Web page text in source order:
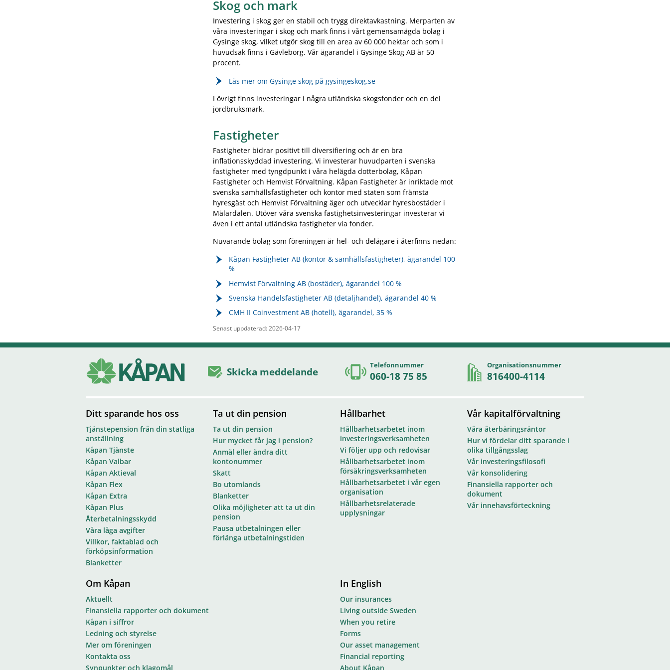
Skog och mark
Investering i skog ger en stabil och trygg direktavkastning. Merparten av
våra investeringar i skog och mark finns i vårt gemensamägda bolag i
Gysinge skog, vilket utgör skog till en area av 60 000 hektar och som i
huvudsak finns i Gävleborg. Vår ägarandel i Gysinge Skog AB är 50
procent.
Läs mer om Gysinge skog på gysingeskog.se
I övrigt finns investeringar i några utländska skogsfonder och en del
jordbruksmark.
Fastigheter
Fastigheter bidrar positivt till diversifiering och är en bra
inflationsskyddad investering. Vi investerar huvudparten i svenska
fastigheter med tyngdpunkt i våra helägda dotterbolag, Kåpan
Fastigheter och Hemvist Förvaltning. Kåpan Fastigheter är inriktade mot
svenska samhällsfastigheter och kontor med staten som främsta
hyresgäst och Hemvist Förvaltning äger och utvecklar hyresbostäder i
Mälardalen. Utöver våra svenska fastighetsinvesteringar investerar vi
även i ett antal utländska fastigheter via fonder.
Nuvarande bolag som föreningen är hel- och delägare i återfinns nedan:
Kåpan Fastigheter AB (kontor & samhällsfastigheter), ägarandel 100
%
Hemvist Förvaltning AB (bostäder), ägarandel 100 %
Svenska Handelsfastigheter AB (detaljhandel), ägarandel 40 %
CMH II Coinvestment AB (hotell), ägarandel, 35 %
Senast uppdaterad: 2026-04-17
Skicka meddelande Telefonnummer
060-18 75 85
Organisationsnummer
816400-4114
Ditt sparande hos oss
Tjänstepension från din statliga
anställning
Kåpan Tjänste
Kåpan Valbar
Kåpan Aktieval
Kåpan Flex
Kåpan Extra
Kåpan Plus
Återbetalningsskydd
Våra låga avgifter
Villkor, faktablad och
förköpsinformation
Blanketter
Ta ut din pension
Ta ut din pension
Hur mycket får jag i pension?
Anmäl eller ändra ditt
kontonummer
Skatt
Bo utomlands
Blanketter
Olika möjligheter att ta ut din
pension
Pausa utbetalningen eller
förlänga utbetalningstiden
Hållbarhet
Hållbarhetsarbetet inom
investeringsverksamheten
Vi följer upp och redovisar
Hållbarhetsarbetet inom
försäkringsverksamheten
Hållbarhetsarbetet i vår egen
organisation
Hållbarhetsrelaterade
upplysningar
Vår kapitalförvaltning
Våra återbäringsräntor
Hur vi fördelar ditt sparande i
olika tillgångsslag
Vår investeringsfilosofi
Vår konsolidering
Finansiella rapporter och
dokument
Vår innehavsförteckning
Om Kåpan
Aktuellt
Finansiella rapporter och dokument
Kåpan i siffror
Ledning och styrelse
Mer om föreningen
Kontakta oss
Synpunkter och klagomål
In English
Our insurances
Living outside Sweden
When you retire
Forms
Our asset management
Financial reporting
About Kåpan